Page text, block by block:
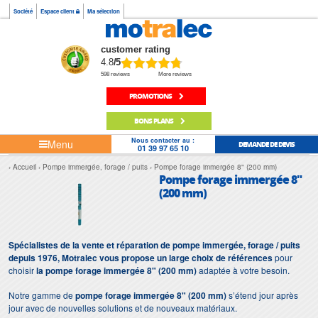
Société Espace client Ma sélection
customer rating
4.8/5
598 reviews More reviews
PROMOTIONS
BONS PLANS
Menu Nous contacter au :
01 39 97 65 10 DEMANDE DE DEVIS
Accueil Pompe immergée, forage / puits Pompe forage immergée 8" (200 mm)
Pompe forage immergée 8"
(200 mm)
Spécialistes de la vente et réparation de pompe immergée, forage / puits
depuis 1976, Motralec vous propose un large choix de référencespour
choisirla pompe forage immergée 8" (200 mm)adaptée à votre besoin.
Notre gamme depompe forage immergée 8" (200 mm)s’étend jour après
jour avec de nouvelles solutions et de nouveaux matériaux.